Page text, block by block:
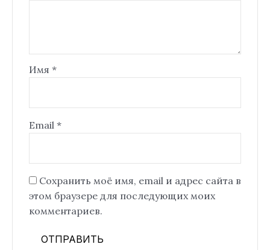
Имя *
Email *
Сохранить моё имя, email и адрес сайта в
этом браузере для последующих моих
комментариев.